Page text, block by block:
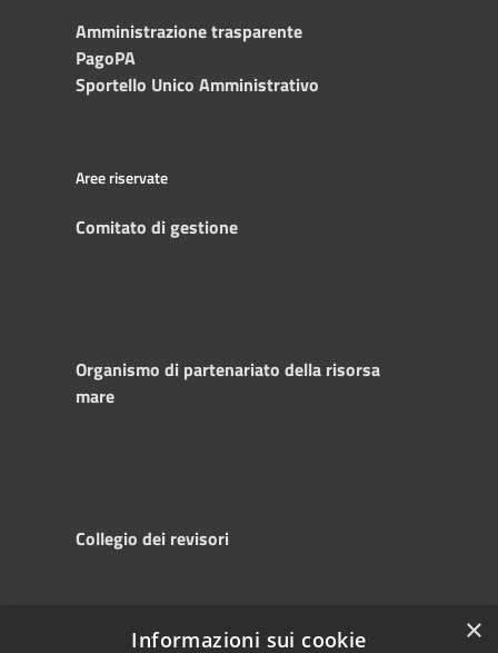
Amministrazione trasparente
PagoPA
Sportello Unico Amministrativo
Aree riservate
Comitato di gestione
Organismo di partenariato della risorsa
mare
Collegio dei revisori
Copyright © 2025 ×
Informazioni sui cookie